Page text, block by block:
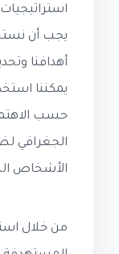
يجب أن
أهدافنا
يمكننا
حسب
الجغرافي
الأشخاص
من خلال